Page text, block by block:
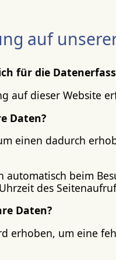
auf
für die
auf dieser Website
Daten?
einen dadurch
automatisch beim
des
Daten?
erhoben, um eine